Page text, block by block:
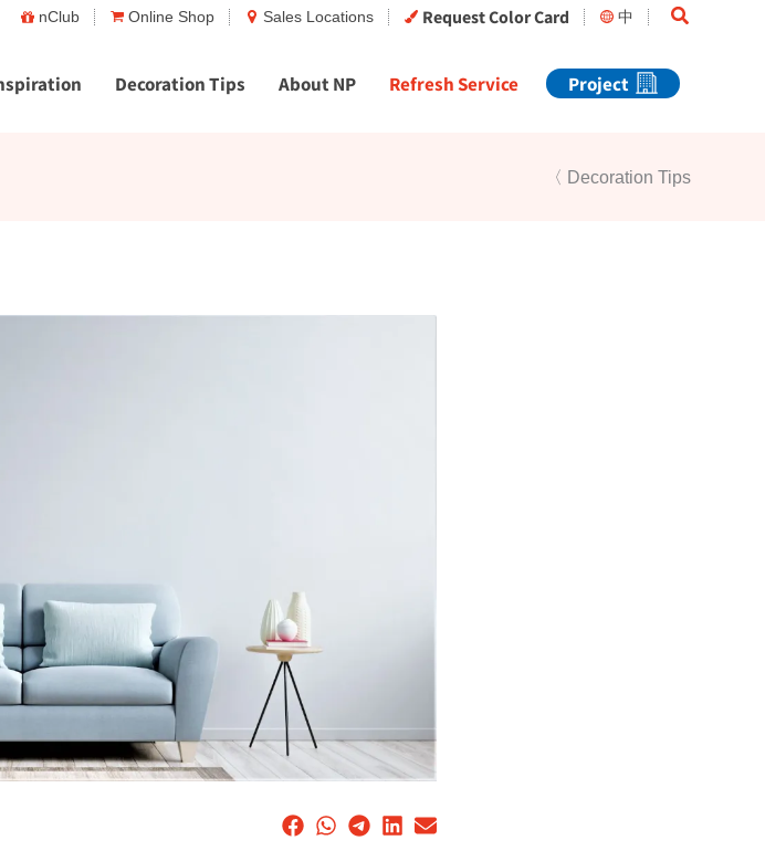
nClub Online Shop Sales Locations Request Color Card 中 Search
Decoration Tips About NP Refresh Service Project
〈 Decoration Tips